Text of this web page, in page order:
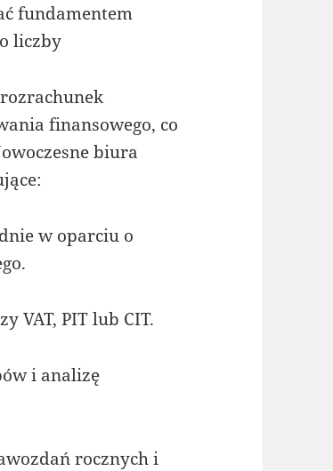
fundamentem
liczby
finansowego, co
biura
w oparciu o
VAT, PIT lub CIT.
i analizę
rocznych i